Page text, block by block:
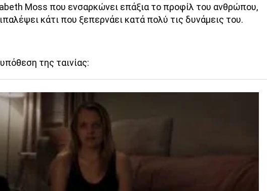
Moss που ενσαρκώνει επάξια το προφίλ του ανθρώπου,
κάτι που ξεπερνάει κατά πολύ τις δυνάμεις του.
της ταινίας: